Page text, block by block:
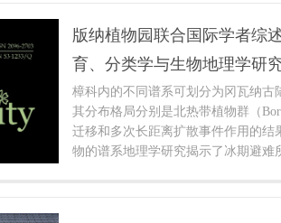
版纳植物园联合国际学者综
育、分类学与生物地理学研
樟科内的不同谱系可划分为冈瓦纳古
其分布格局分别是北热带植物群（
迁移和多次长距离扩散事件作用的结
物的谱系地理学研究揭示了冰期避难